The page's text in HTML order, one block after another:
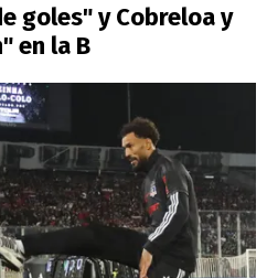
goles" y Cobreloa y
en la B